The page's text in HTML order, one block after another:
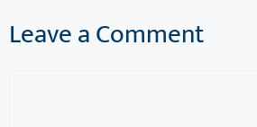
Leave a Comment